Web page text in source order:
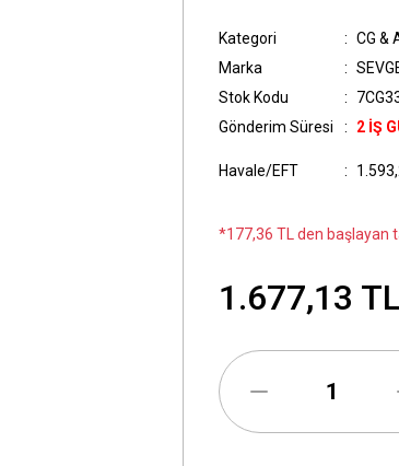
Kategori
CG &
Marka
Stok Kodu
Gönderim Süresi
2 İŞ
Havale/EFT
*177,36 TL den başlayan
1.677,13